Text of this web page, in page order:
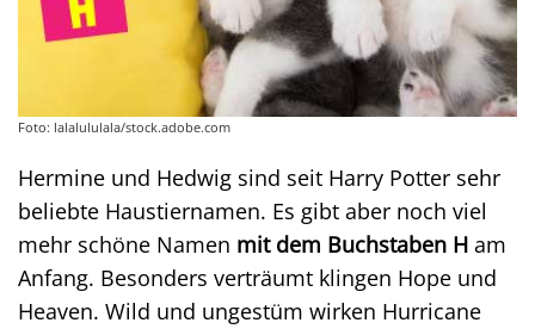
Foto: lalalululala/stock.adobe.com
Hermine und Hedwig sind seit Harry Potter sehr
beliebte Haustiernamen. Es gibt aber noch viel
mehr schöne Namen mit dem Buchstaben H am
Anfang. Besonders verträumt klingen Hope und
Heaven. Wild und ungestüm wirken Hurricane